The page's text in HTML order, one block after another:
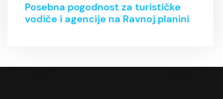
Posebna pogodnost za turističke
vodiče i agencije na Ravnoj planini